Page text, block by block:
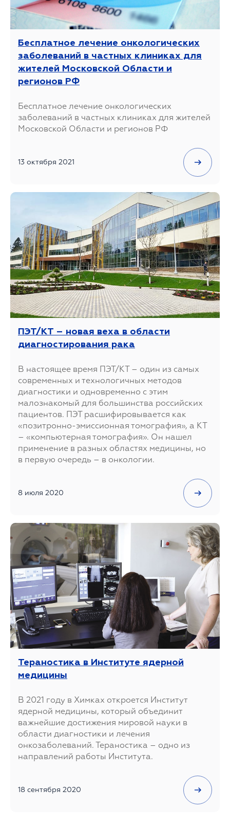
Бесплатное лечение онкологических
заболеваний в частных клиниках для
жителей Московской Области и
регионов РФ
Бесплатное лечение онкологических
заболеваний в частных клиниках для жителей
Московской Области и регионов РФ
13 октября 2021
ПЭТ/КТ – новая веха в области
диагностирования рака
В настоящее время ПЭТ/КТ – один из самых
современных и технологичных методов
диагностики и одновременно с этим
малознакомый для большинства российских
пациентов. ПЭТ расшифировывается как
«позитронно-эмиссионная томография», а КТ
– «компьютерная томография». Он нашел
применение в разных областях медицины, но
в первую очередь – в онкологии.
8 июля 2020
Тераностика в Институте ядерной
медицины
В 2021 году в Химках откроется Институт
ядерной медицины, который объединит
важнейшие достижения мировой науки в
области диагностики и лечения
онкозаболеваний. Тераностика – одно из
направлений работы Института.
18 сентября 2020